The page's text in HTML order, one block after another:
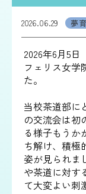
2026.06.29 夢
2026年6月5
フェリス女学
た。
当校茶道部に
の交流会は初
る様子もうか
ち解け、積極
姿が見られま
や茶道に対す
て大変よい刺